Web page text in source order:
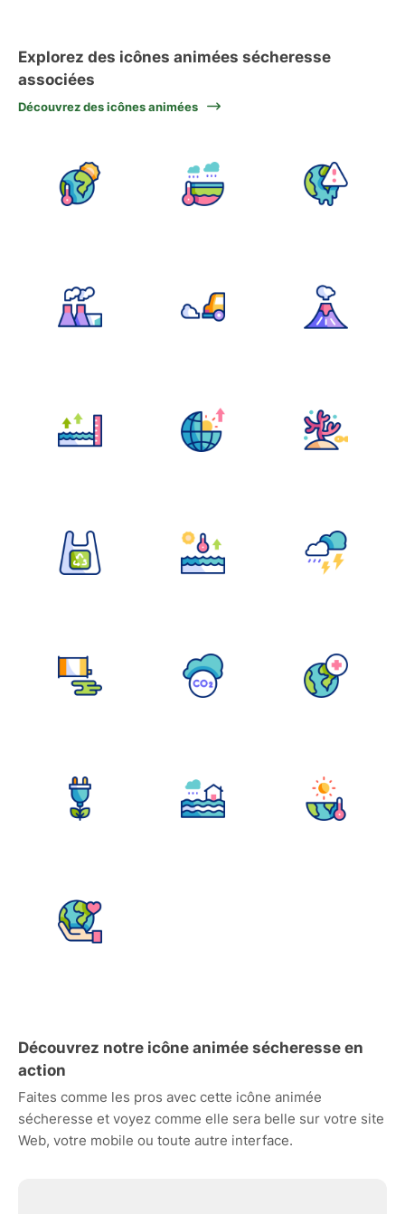
Explorez des icônes animées sécheresse
associées
Découvrez des icônes animées
Découvrez notre icône animée sécheresse en
action
Faites comme les pros avec cette icône animée
sécheresse et voyez comme elle sera belle sur votre site
Web, votre mobile ou toute autre interface.